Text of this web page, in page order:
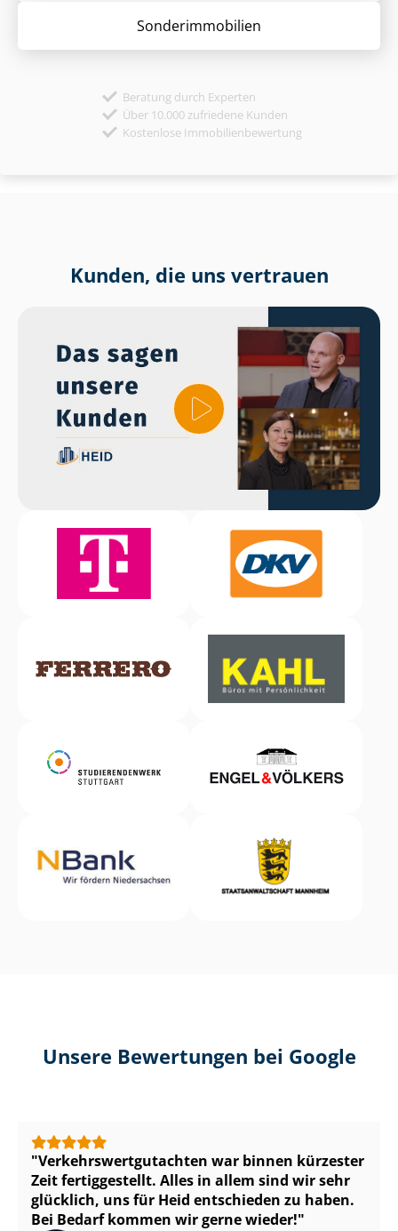
Sonder­immobilien
Beratung durch Experten
Über 10.000 zufriedene Kunden
Kostenlose Immobilienbewertung
Kunden, die uns vertrauen
Unsere Bewertungen bei Google
Ver­kehrs­wert­gut­ach­ten war binnen kürzester
Zeit fertiggestellt. Alles in allem sind wir sehr
glücklich, uns für Heid entschieden zu haben.
Bei Bedarf kommen wir gerne wieder!